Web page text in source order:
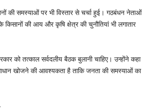
की समस्याओं पर भी विस्तार से चर्चा हुई। गठबंधन नेताओं
की आय और कृषि क्षेत्र की चुनौतियां भी लगातार
को तत्काल सर्वदलीय बैठक बुलानी चाहिए। उन्होंने कहा
खोजने की आवश्यकता है ताकि जनता की समस्याओं का